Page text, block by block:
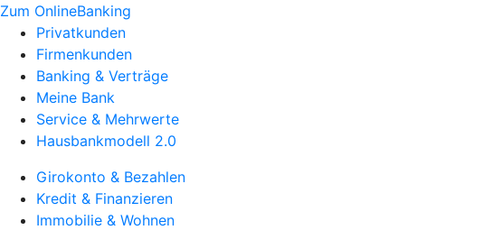
Zum OnlineBanking
Privatkunden
Firmenkunden
Banking & Verträge
Meine Bank
Service & Mehrwerte
Hausbankmodell 2.0
Girokonto & Bezahlen
Kredit & Finanzieren
Immobilie & Wohnen